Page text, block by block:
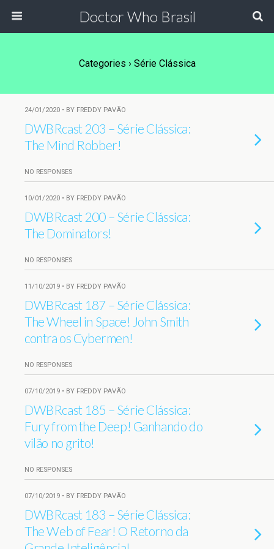
Doctor Who Brasil
Categories › Série Clássica
24/01/2020 • BY FREDDY PAVÃO
DWBRcast 203 – Série Clássica:
The Mind Robber!
NO RESPONSES
10/01/2020 • BY FREDDY PAVÃO
DWBRcast 200 – Série Clássica:
The Dominators!
NO RESPONSES
11/10/2019 • BY FREDDY PAVÃO
DWBRcast 187 – Série Clássica:
The Wheel in Space! John Smith
contra os Cybermen!
NO RESPONSES
07/10/2019 • BY FREDDY PAVÃO
DWBRcast 185 – Série Clássica:
Fury from the Deep! Ganhando do
vilão no grito!
NO RESPONSES
07/10/2019 • BY FREDDY PAVÃO
DWBRcast 183 – Série Clássica:
The Web of Fear! O Retorno da